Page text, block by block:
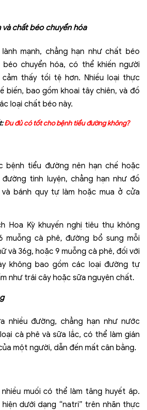
chất béo chuyển hóa
mạnh, chẳng hạn như chất béo
chuyển hóa, có thể khiến người
thấy tồi tệ hơn. Nhiều loại thực
biến, bao gồm khoai tây chiên, và đồ
loại chất béo này.
Đu đủ có tốt cho bệnh tiểu đường không?
bệnh tiểu đường nên hạn chế hoặc
tinh luyện, chẳng hạn như đồ
bánh quy tự làm hoặc mua ở cửa
Hoa Kỳ khuyến nghị tiêu thụ không
muỗng cà phê, đường bổ sung mỗi
và 36g, hoặc 9 muỗng cà phê, đối với
không bao gồm các loại đường tự
như trái cây hoặc sữa nguyên chất.
nhiều đường, chẳng hạn như nước
cà phê và sữa lắc, có thể làm gián
một người, dẫn đến mất cân bằng.
muối có thể làm tăng huyết áp.
dưới dạng “natri” trên nhãn thực